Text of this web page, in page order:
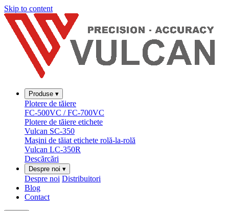
Skip to content
Produse ▾
Plotere de tăiere
FC-500VC / FC-700VC
Plotere de tăiere etichete
Vulcan SC-350
Mașini de tăiat etichete rolă-la-rolă
Vulcan LC-350R
Descărcări
Despre noi ▾
Despre noi Distribuitori
Blog
Contact